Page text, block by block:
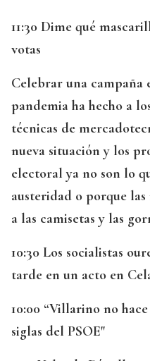
11:30 Dime qué
votas
Celebrar una campaña
pandemia ha hecho a
técnicas de
nueva situación y los
electoral ya no son lo
austeridad o porque
a las camisetas y las
10:30 Los socialistas
tarde en un acto en
10:00 “Villarino no
siglas del PSOE"